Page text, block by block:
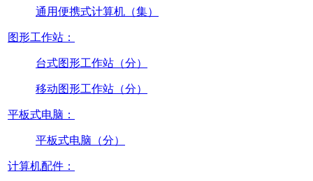
通用便携式计算机（集）
图形工作站：
台式图形工作站（分）
移动图形工作站（分）
平板式电脑：
平板式电脑（分）
计算机配件：